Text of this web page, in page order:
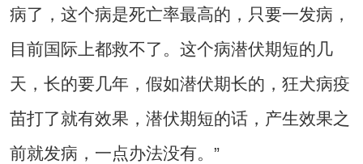
病了，这个病是死亡率最高的，只要一发病，
目前国际上都救不了。这个病潜伏期短的几
天，长的要几年，假如潜伏期长的，狂犬病疫
苗打了就有效果，潜伏期短的话，产生效果之
前就发病，一点办法没有。”